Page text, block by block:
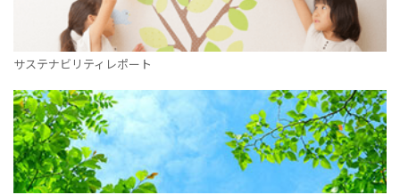
サステナビリティレポート